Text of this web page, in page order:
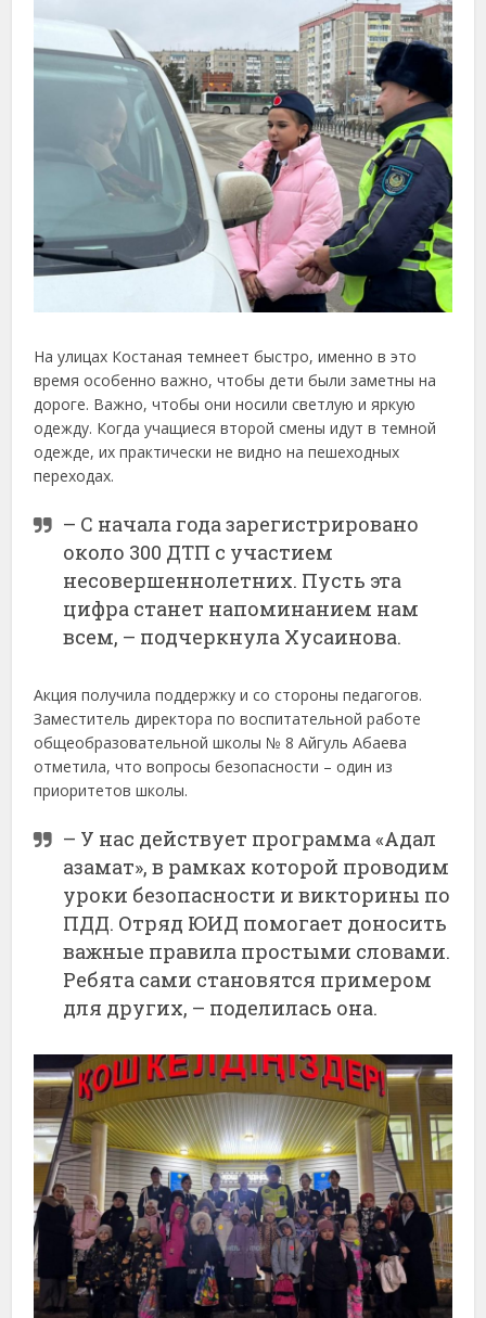
На улицах Костаная темнеет быстро, именно в это
время особенно важно, чтобы дети были заметны на
дороге. Важно, чтобы они носили светлую и яркую
одежду. Когда учащиеся второй смены идут в темной
одежде, их практически не видно на пешеходных
переходах.
– С начала года зарегистрировано
около 300 ДТП с участием
несовершеннолетних. Пусть эта
цифра станет напоминанием нам
всем, – подчеркнула Хусаинова.
Акция получила поддержку и со стороны педагогов.
Заместитель директора по воспитательной работе
общеобразовательной школы № 8 Айгуль Абаева
отметила, что вопросы безопасности – один из
приоритетов школы.
– У нас действует программа «Адал
азамат», в рамках которой проводим
уроки безопасности и викторины по
ПДД. Отряд ЮИД помогает доносить
важные правила простыми словами.
Ребята сами становятся примером
для других, – поделилась она.